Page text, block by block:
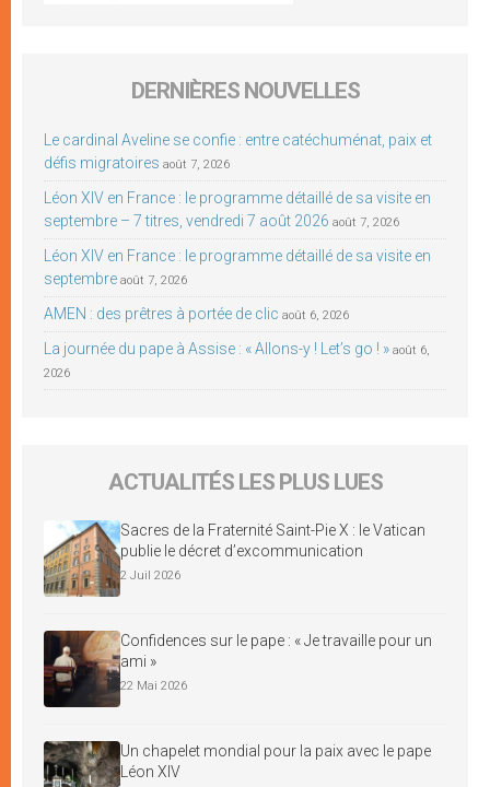
DERNIÈRES NOUVELLES
Le cardinal Aveline se confie : entre catéchuménat, paix et
défis migratoires août 7, 2026
Léon XIV en France : le programme détaillé de sa visite en
septembre – 7 titres, vendredi 7 août 2026 août 7, 2026
Léon XIV en France : le programme détaillé de sa visite en
septembre août 7, 2026
AMEN : des prêtres à portée de clic août 6, 2026
La journée du pape à Assise : « Allons-y ! Let’s go ! » août 6,
2026
ACTUALITÉS LES PLUS LUES
Sacres de la Fraternité Saint-Pie X : le Vatican
publie le décret d’excommunication
2 Juil 2026
Confidences sur le pape : « Je travaille pour un
ami »
22 Mai 2026
Un chapelet mondial pour la paix avec le pape
Léon XIV